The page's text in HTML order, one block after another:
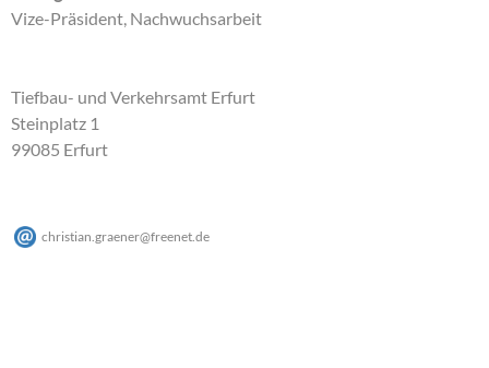
Vize-Präsident, Nachwuchsarbeit
Tiefbau- und Verkehrsamt Erfurt
Steinplatz 1
99085 Erfurt
christian.graener@freenet de